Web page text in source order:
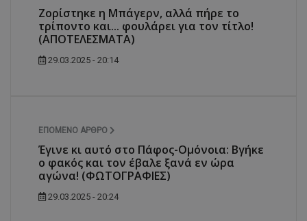
Ζορίστηκε η Μπάγερν, αλλά πήρε το
τρίποντο και... φουλάρει για τον τίτλο!
(ΑΠΟΤΕΛΕΣΜΑΤΑ)
29.03.2025 - 20:14
ΕΠΌΜΕΝΟ ΆΡΘΡΟ
Έγινε κι αυτό στο Πάφος-Ομόνοια: Βγήκε
ο φακός και τον έβαλε ξανά εν ώρα
αγώνα! (ΦΩΤΟΓΡΑΦΙΕΣ)
29.03.2025 - 20:24